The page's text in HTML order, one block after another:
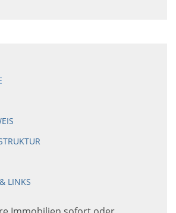
LINKS